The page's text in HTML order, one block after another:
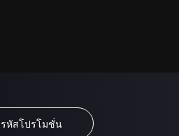
รหัสโปรโมชั่น